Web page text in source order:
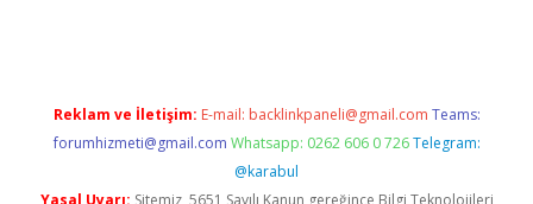
Reklam ve İletişim: E-mail: backlinkpaneli@gmail.com Teams:
forumhizmeti@gmail.com Whatsapp: 0262 606 0 726 Telegram:
@karabul
Yasal Uyarı: Sitemiz, 5651 Sayılı Kanun gereğince Bilgi Teknolojileri